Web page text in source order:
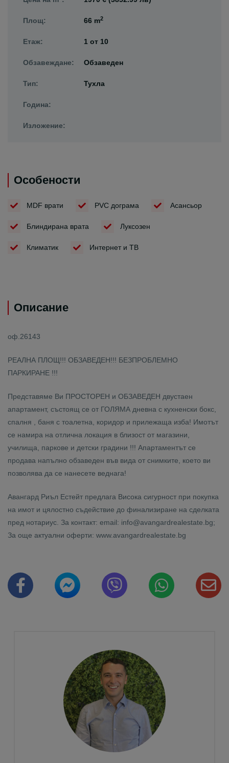
Площ: 66 m2
Етаж: 1 от 10
Обзавеждане: Обзаведен
Тип: Тухла
Година:
Изложение:
Особености
MDF врати PVC дограма Асансьор
Блиндирана врата Луксозен
Климатик Интернет и ТВ
Описание
оф.26143
РЕАЛНА ПЛОЩ!!! ОБЗАВЕДЕН!!! БЕЗПРОБЛЕМНО
ПАРКИРАНЕ !!!
Представяме Ви ПРОСТОРЕН и ОБЗАВЕДЕН двустаен
апартамент, състоящ се от ГОЛЯМА дневна с кухненски бокс,
спалня , баня с тоалетна, коридор и прилежаща изба! Имотът
се намира на отлична локация в близост от магазини,
училища, паркове и детски градини !!! Апартаментът се
продава напълно обзаведен във вида от снимките, което ви
позволява да се нанесете веднага!
Авангард Риъл Естейт предлага Висока сигурност при покупка
на имот и цялостно съдействие до финализиране на сделката
пред нотариус. За контакт: email: info@avangardrealestate.bg;
За още актуални оферти: www.avangardrealestate.bg